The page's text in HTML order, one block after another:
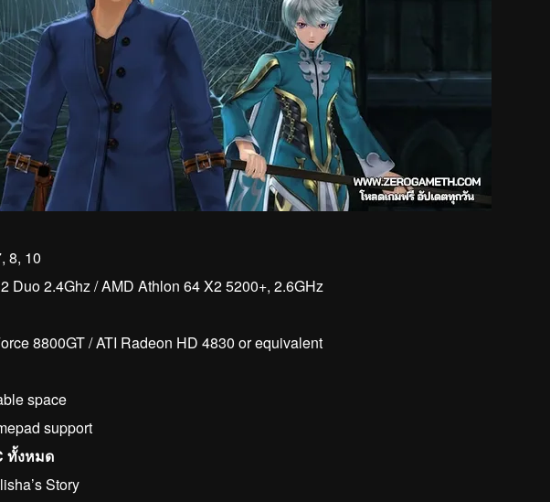
8, 10
Duo 2.4Ghz / AMD Athlon 64 X2 5200+, 2.6GHz
8800GT / ATI Radeon HD 4830 or equivalent
space
support
ทั้งหมด
Story